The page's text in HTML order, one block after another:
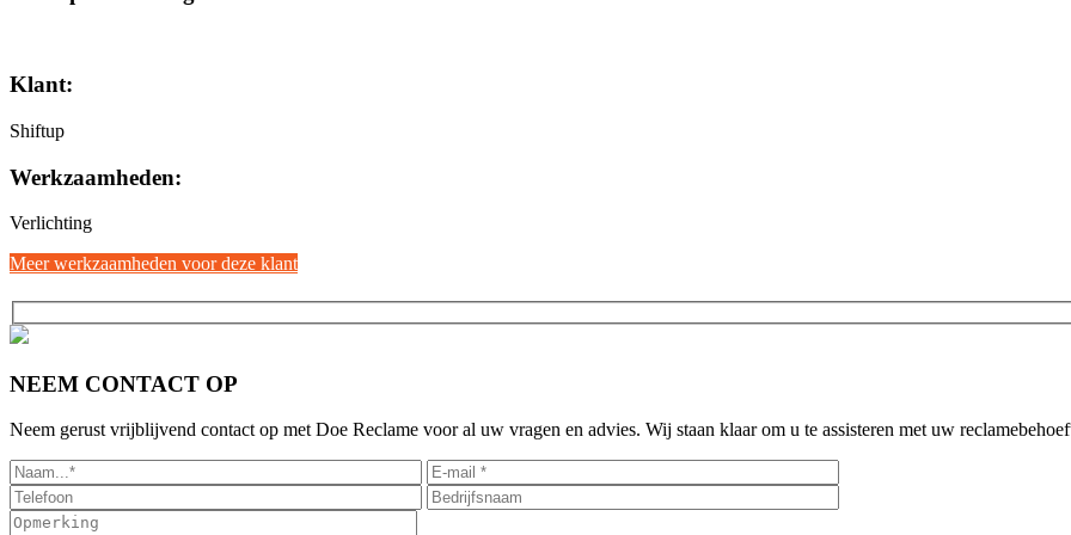
Klant:
Shiftup
Werkzaamheden:
Verlichting
Meer werkzaamheden voor deze klant
NEEM CONTACT OP
Neem gerust vrijblijvend contact op met Doe Reclame voor al uw vragen en advies. Wij staan klaar om u te assisteren met uw